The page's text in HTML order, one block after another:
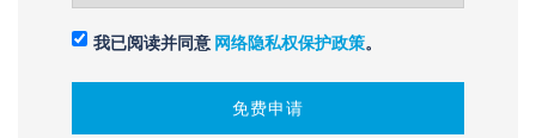
我已阅读并同意 网络隐私权保护政策。